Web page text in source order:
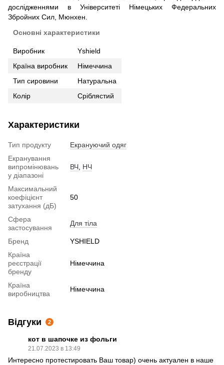
дослідженнями в Університеті Німецьких Федеральних
Збройних Сил, Мюнхен.
Основні характеристики
Виробник
Yshield
Країна виробник
Німеччина
Тип сировини
Натуральна
Колір
Сріблястий
Характеристики
Тип продукту
Екрануючий одяг
Екранування
випромінювань
у діапазоні
ВЧ НЧ
Максимальний
коефіцієнт
затухання (дБ)
50
Сфера
застосування
Для тіла
Бренд
YSHIELD
Країна
реєстрації
бренду
Німеччина
Країна
виробництва
Німеччина
Відгуки 2
кот в шапочке из фольги
21.07.2023 в 13:49
Интересно протестировать Ваш товар) очень актуален в наше